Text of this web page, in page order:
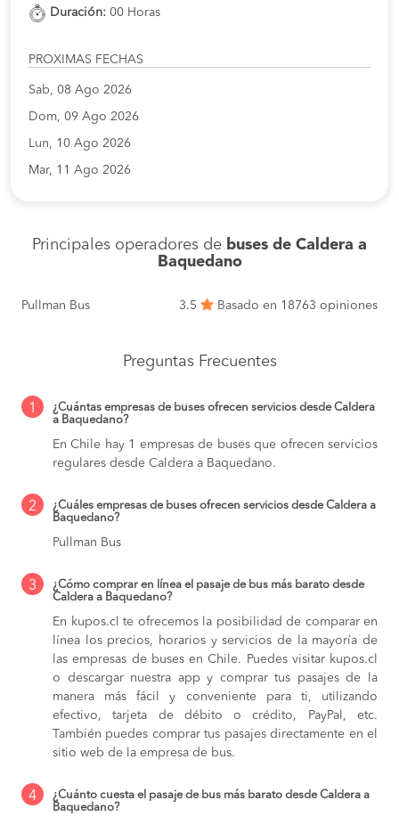
Duración: 00 Horas
PROXIMAS FECHAS
Sab, 08 Ago 2026
Dom, 09 Ago 2026
Lun, 10 Ago 2026
Mar, 11 Ago 2026
Principales operadores de buses de Caldera a
Baquedano
Pullman Bus 3.5 Basado en 18763 opiniones
Preguntas Frecuentes
1
¿Cuántas empresas de buses ofrecen servicios desde Caldera
a Baquedano?
En Chile hay 1 empresas de buses que ofrecen servicios
regulares desde Caldera a Baquedano.
2
¿Cuáles empresas de buses ofrecen servicios desde Caldera a
Baquedano?
Pullman Bus
3
¿Cómo comprar en línea el pasaje de bus más barato desde
Caldera a Baquedano?
En kupos.cl te ofrecemos la posibilidad de comparar en
línea los precios, horarios y servicios de la mayoría de
las empresas de buses en Chile. Puedes visitar kupos.cl
o descargar nuestra app y comprar tus pasajes de la
manera más fácil y conveniente para ti, utilizando
efectivo, tarjeta de débito o crédito, PayPal, etc.
También puedes comprar tus pasajes directamente en el
sitio web de la empresa de bus.
4
¿Cuánto cuesta el pasaje de bus más barato desde Caldera a
Baquedano?